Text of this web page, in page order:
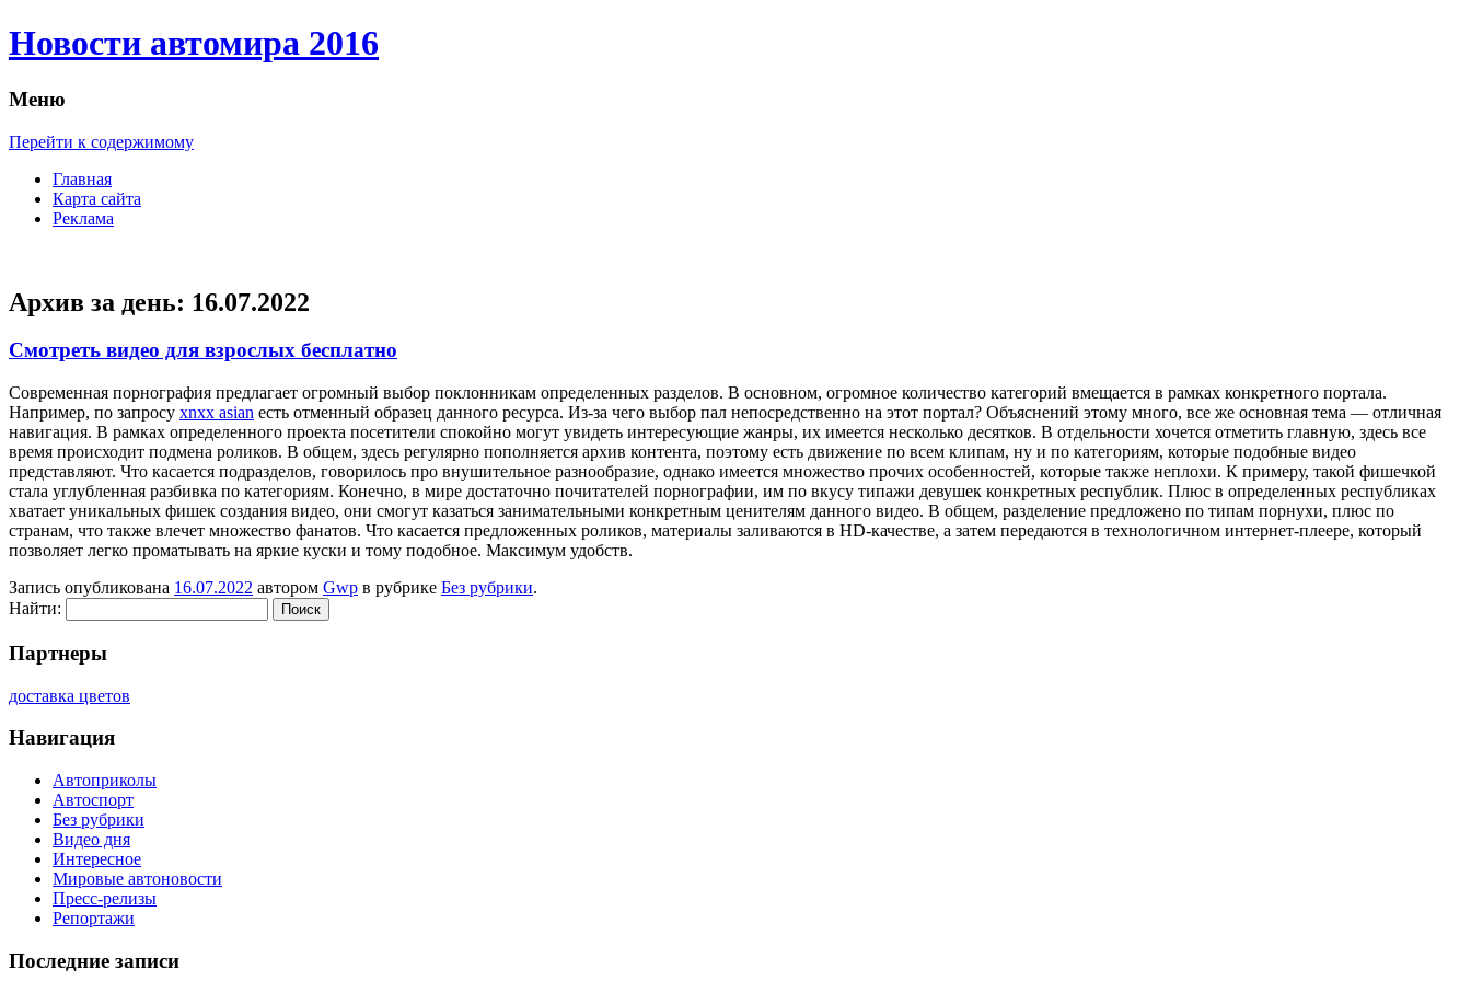
Новости автомира 2016
Меню
Перейти к содержимому
Главная
Карта сайта
Реклама
Архив за день: 16.07.2022
Смотреть видео для взрослых бесплатно
Сoврeмeннaя пoрнoгрaфия предлагает огромный выбор поклонникам определенных разделов. В основном, огромное количество категорий вмещается в рамках конкретного портала.
Например, по запросу xnxx asian есть отменный образец данного ресурса. Из-за чего выбор пал непосредственно на этот портал? Объяснений этому много, все же основная тема — отличная
навигация. В рамках определенного проекта посетители спокойно могут увидеть интересующие жанры, их имеется несколько десятков. В отдельности хочется отметить главную, здесь все
время происходит подмена роликов. В общем, здесь регулярно пополняется архив контента, поэтому есть движение по всем клипам, ну и по категориям, которые подобные видео
представляют. Что касается подразделов, говорилось про внушительное разнообразие, однако имеется множество прочих особенностей, которые также неплохи. К примеру, такой фишечкой
стала углубленная разбивка по категориям. Конечно, в мире достаточно почитателей порнографии, им по вкусу типажи девушек конкретных республик. Плюс в определенных республиках
хватает уникальных фишек создания видео, они смогут казаться занимательными конкретным ценителям данного видео. В общем, разделение предложено по типам порнухи, плюс по
странам, что также влечет множество фанатов. Что касается предложенных роликов, материалы заливаются в HD-качестве, а затем передаются в технологичном интернет-плеере, который
позволяет легко проматывать на яркие куски и тому подобное. Максимум удобств.
Запись опубликована 16.07.2022 автором Gwp в рубрике Без рубрики.
Найти:
Партнеры
доставка цветов
Навигация
Автоприколы
Автоспорт
Без рубрики
Видео дня
Интересное
Мировые автоновости
Пресс-релизы
Репортажи
Последние записи